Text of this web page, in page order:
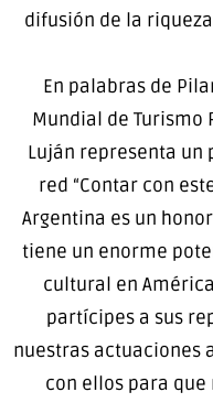
difusión de la
En palabras de
Mundial de
Luján representa un
red “Contar con
Argentina es un
tiene un enorme
cultural en
partícipes a sus
nuestras actuaciones
con ellos para